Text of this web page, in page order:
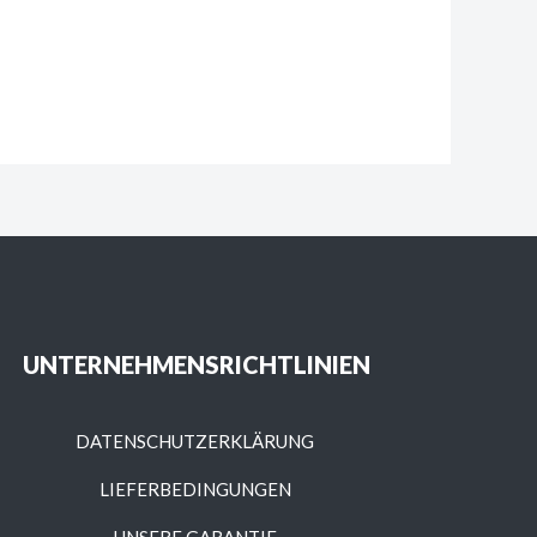
UNTERNEHMENSRICHTLINIEN
DATENSCHUTZERKLÄRUNG
LIEFERBEDINGUNGEN